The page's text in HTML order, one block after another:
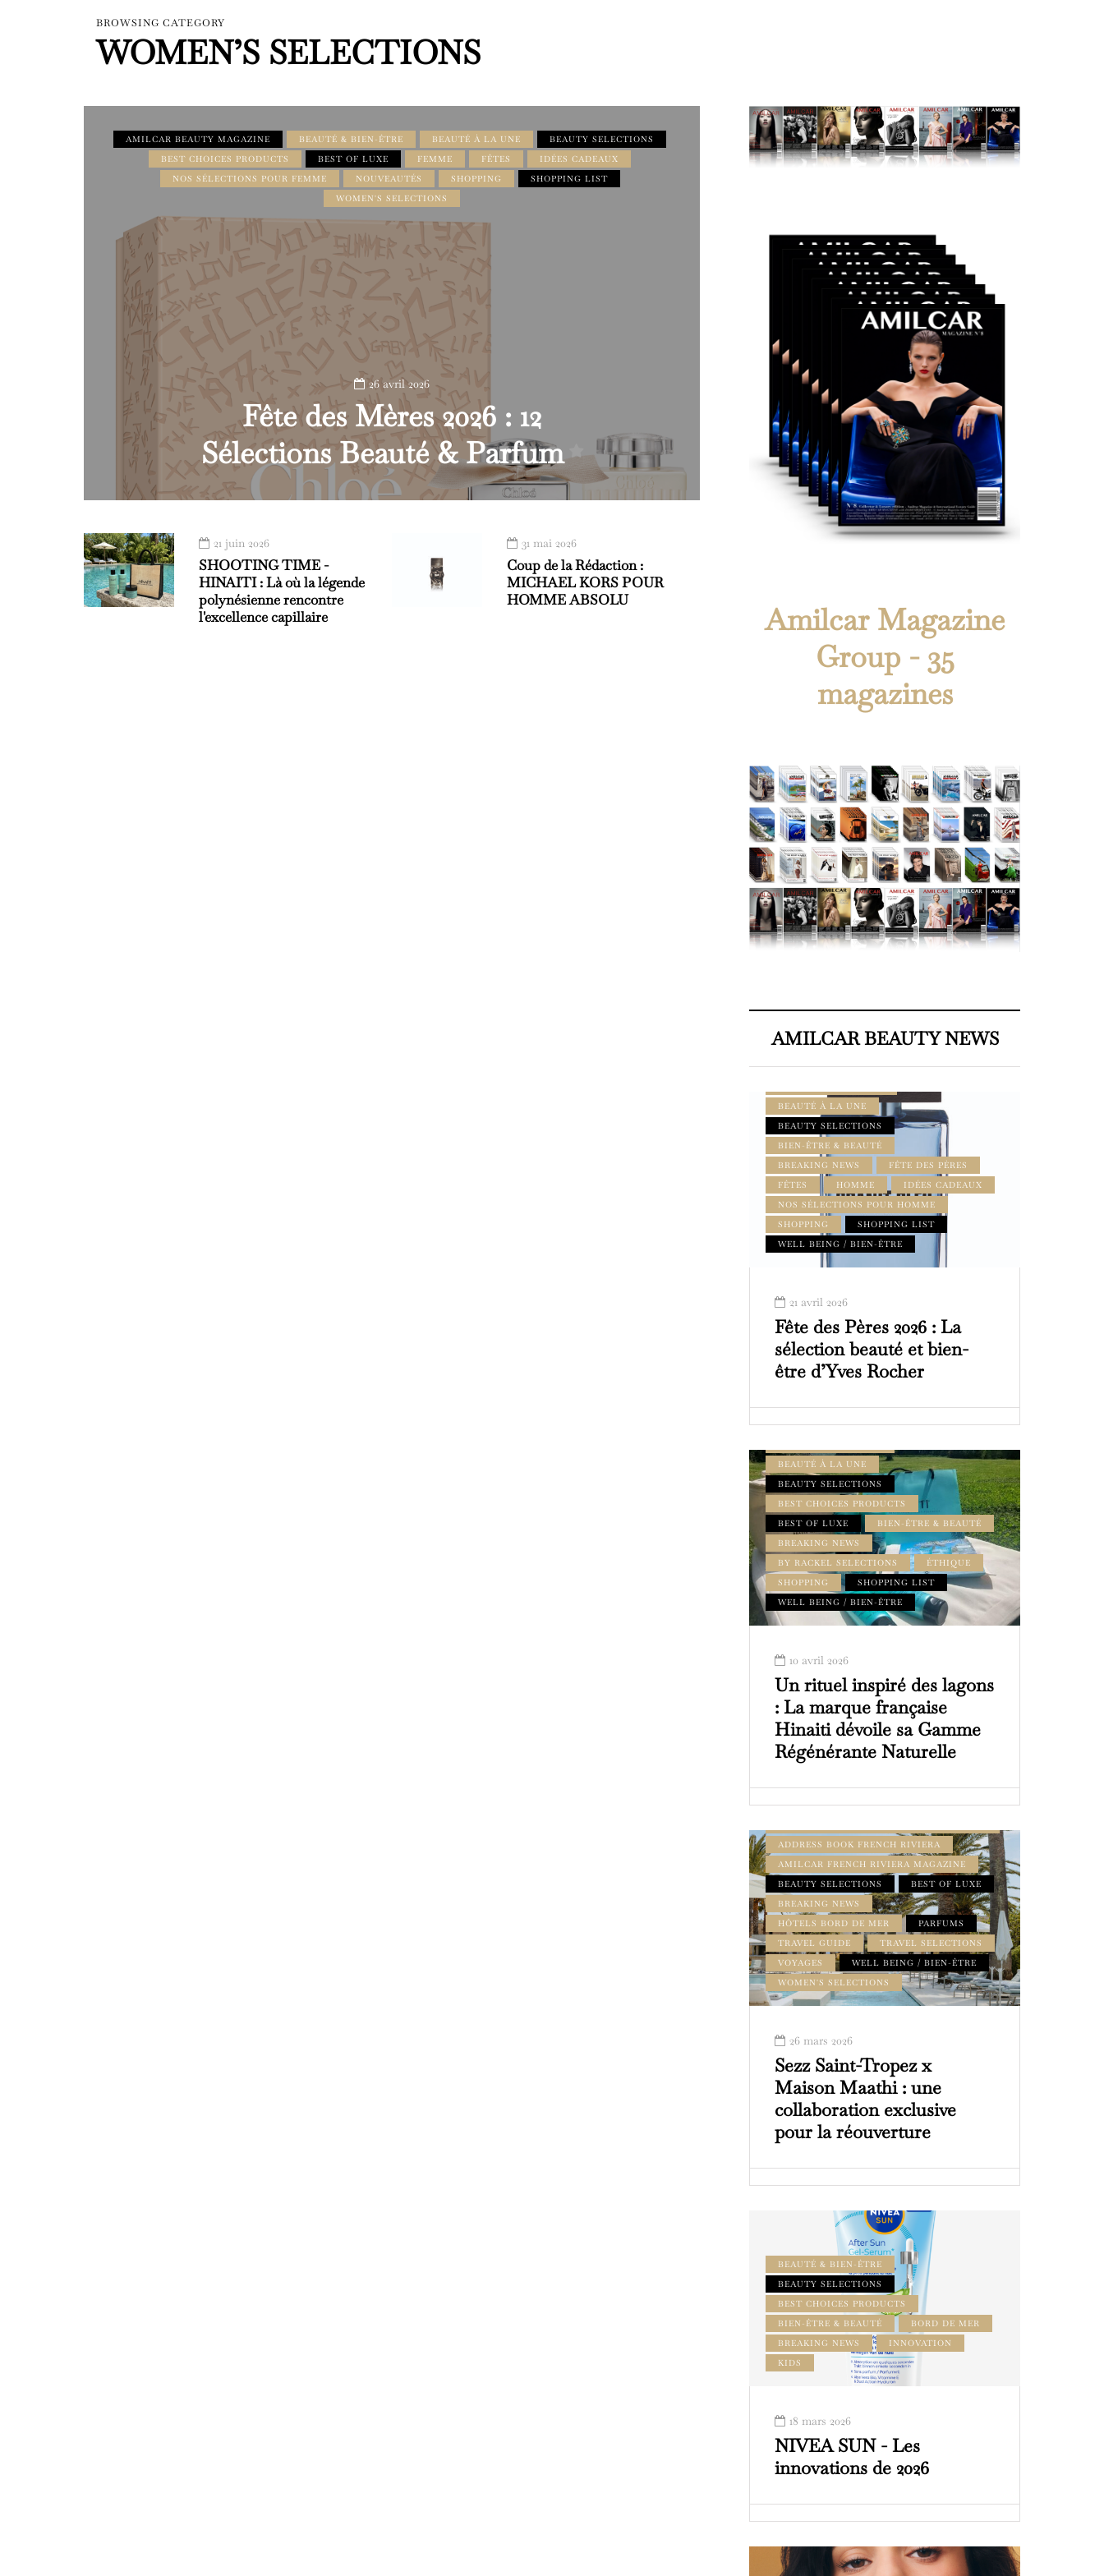
BROWSING CATEGORY
WOMEN’S SELECTIONS
AMILCAR BEAUTY MAGAZINE BEAUTÉ & BIEN-ÊTRE BEAUTÉ À LA UNE
BEAUTY SELECTIONS
BEST CHOICES PRODUCTS
BEST OF LUXE FEMME FÊTES
IDÉES CADEAUX
NOS SÉLECTIONS POUR FEMME
NOUVEAUTÉS SHOPPING
SHOPPING LIST
WOMEN'S SELECTIONS
26 avril 2026
Fête des Mères 2026 : 12
Sélections Beauté & Parfum
21 juin 2026
SHOOTING TIME -
HINAITI : Là où la légende
polynésienne rencontre
l'excellence capillaire
31 mai 2026
Coup de la Rédaction :
MICHAEL KORS POUR
HOMME ABSOLU
Amilcar Magazine
Group - 35
magazines
AMILCAR BEAUTY NEWS
AMILCAR BEAUTY MAGAZINE
BEAUTÉ À LA UNE
BEAUTY SELECTIONS
BIEN-ÊTRE & BEAUTÉ
BREAKING NEWS
FÊTE DES PÈRES
FÊTES
HOMME
IDÉES CADEAUX
NOS SÉLECTIONS POUR HOMME
SHOPPING
SHOPPING LIST
WELL BEING / BIEN-ÊTRE
21 avril 2026
Fête des Pères 2026 : La
sélection beauté et bien-
être d’Yves Rocher
BEAUTÉ À LA UNE
BEAUTY SELECTIONS
BEST CHOICES PRODUCTS
BEST OF LUXE
BIEN-ÊTRE & BEAUTÉ
BREAKING NEWS
BY RACKEL SELECTIONS
ÉTHIQUE
SHOPPING
SHOPPING LIST
WELL BEING / BIEN-ÊTRE
10 avril 2026
Un rituel inspiré des lagons
: La marque française
Hinaiti dévoile sa Gamme
Régénérante Naturelle
ADDRESS BOOK FRENCH RIVIERA
AMILCAR FRENCH RIVIERA MAGAZINE
BEAUTY SELECTIONS
BEST OF LUXE
BREAKING NEWS
HÔTELS BORD DE MER
PARFUMS
TRAVEL GUIDE
TRAVEL SELECTIONS
VOYAGES
WELL BEING / BIEN-ÊTRE
WOMEN'S SELECTIONS
26 mars 2026
Sezz Saint-Tropez x
Maison Maathi : une
collaboration exclusive
pour la réouverture
BEAUTÉ & BIEN-ÊTRE
BEAUTY SELECTIONS
BEST CHOICES PRODUCTS
BIEN-ÊTRE & BEAUTÉ
BORD DE MER
BREAKING NEWS
INNOVATION
KIDS
18 mars 2026
NIVEA SUN - Les
innovations de 2026